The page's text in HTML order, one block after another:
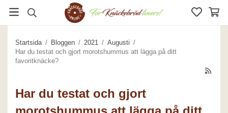
Startsida / Bloggen / 2021 / Augusti /
Har du testat och gjort morotshummus att lägga på ditt
favoritknäcke?
Har du testat och gjort